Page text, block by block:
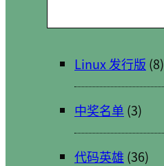
索
Linux 发行版 (8)
中奖名单 (3)
代码英雄 (36)